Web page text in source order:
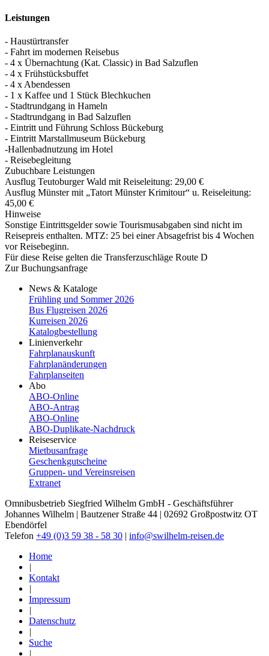
Leistungen
- Haustürtransfer
- Fahrt im modernen Reisebus
- 4 x Übernachtung (Kat. Classic) in Bad Salzuflen
- 4 x Frühstücksbuffet
- 4 x Abendessen
- 1 x Kaffee und 1 Stück Blechkuchen
- Stadtrundgang in Hameln
- Stadtrundgang in Bad Salzuflen
- Eintritt und Führung Schloss Bückeburg
- Eintritt Marstallmuseum Bückeburg
-Hallenbadnutzung im Hotel
- Reisebegleitung
Zubuchbare Leistungen
Ausflug Teutoburger Wald mit Reiseleitung: 29,00 €
Ausflug Münster mit „Tatort Münster Krimitour“ u. Reiseleitung:
45,00 €
Hinweise
Sonstige Eintrittsgelder sowie Tourismusabgaben sind nicht im
Reisepreis enthalten. MTZ: 25 bei einer Absagefrist bis 4 Wochen
vor Reisebeginn.
Für diese Reise gelten die Transferzuschläge Route D
Zur Buchungsanfrage
News & Kataloge
Frühling und Sommer 2026
Bus Flugreisen 2026
Kurreisen 2026
Katalogbestellung
Linienverkehr
Fahrplanauskunft
Fahrplanänderungen
Fahrplanseiten
Abo
ABO-Online
ABO-​Antrag
ABO-​Online
ABO-​Duplikate-​Nachdruck
Reiseservice
Mietbusanfrage
Geschenkgutscheine
Gruppen- und Vereinsreisen
Extranet
Omnibusbetrieb Siegfried Wilhelm GmbH - Geschäftsführer
Johannes Wilhelm | Bautzener Straße 44 | 02692 Großpostwitz OT
Ebendörfel
Telefon +49 (0)3 59 38 - 58 30 | info@swilhelm-reisen.de
Home
|
Kontakt
|
Impressum
|
Datenschutz
|
Suche
|